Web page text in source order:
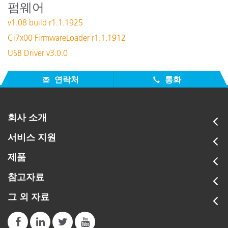
펌웨어
v1.08 build r1.1.1925
Ci7x00 FirmwareLoader r1.1.1912
USB Driver v3.0.0
연락처 통화
회사 소개
서비스 지원
제품
참고자료
그 외 자료